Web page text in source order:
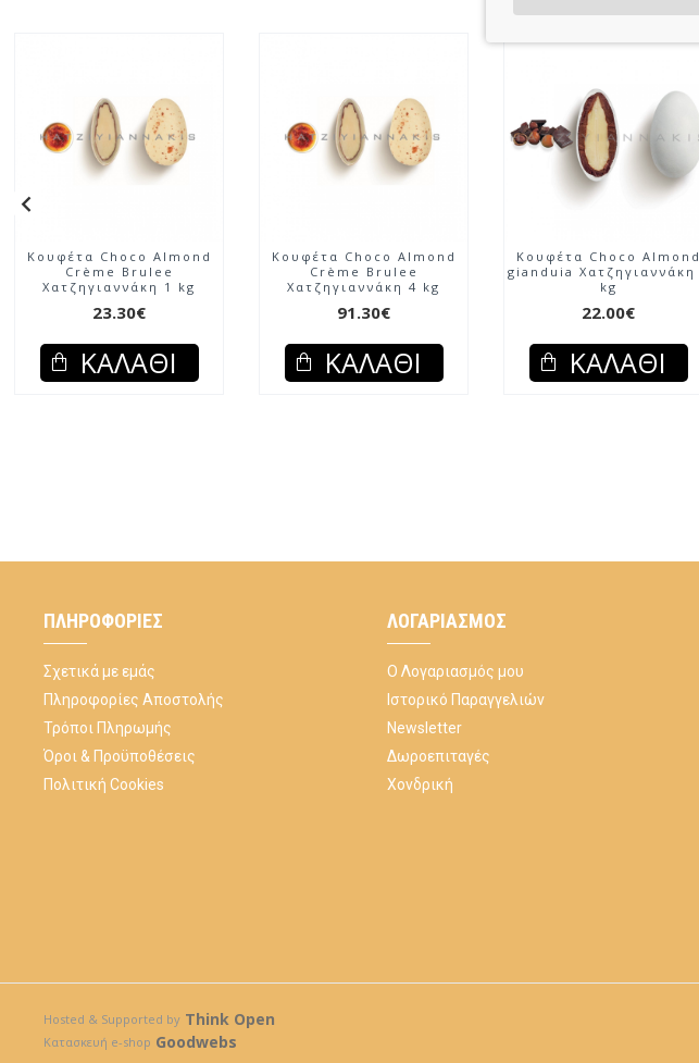
Κουφέτα Choco Almond
Crème Brulee
Χατζηγιαννάκη 1 kg
23.30€
ΚΑΛΆΘΙ
Κουφέτα Choco Almond
Crème Brulee
Χατζηγιαννάκη 4 kg
91.30€
ΚΑΛΆΘΙ
Κουφέτα Choco Almond
gianduia Χατζηγιαννάκη
kg
22.00€
ΚΑΛΆΘΙ
ΠΛΗΡΟΦΟΡΊΕΣ
Σχετικά με εμάς
Πληροφορίες Αποστολής
Τρόποι Πληρωμής
Όροι & Προϋποθέσεις
Πολιτική Cookies
ΛΟΓΑΡΙΑΣΜΌΣ
Ο Λογαριασμός μου
Ιστορικό Παραγγελιών
Newsletter
Δωροεπιταγές
Χονδρική
Hosted & Supported by Think Open
Κατασκευή e-shop Goodwebs